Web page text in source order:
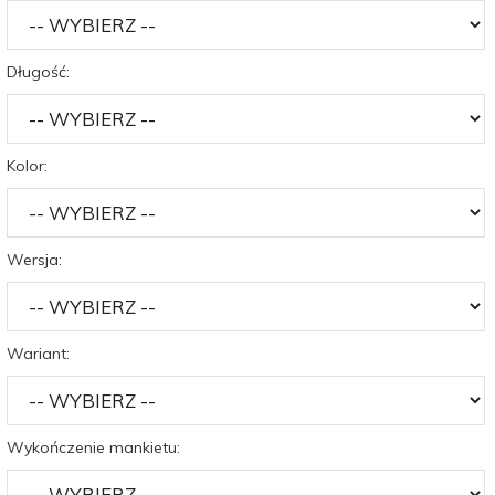
Długość:
Kolor:
Wersja:
Wariant:
Wykończenie mankietu: